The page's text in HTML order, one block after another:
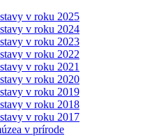
v roku 2025
v roku 2024
v roku 2023
v roku 2022
v roku 2021
v roku 2020
v roku 2019
v roku 2018
v roku 2017
v prírode